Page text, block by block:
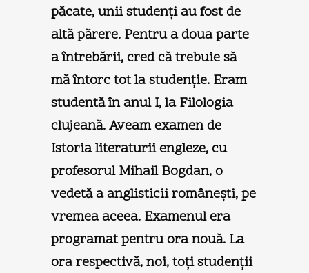
păcate, unii studenţi au fost de
altă părere. Pentru a doua parte
a întrebării, cred că trebuie să
mă întorc tot la studenţie. Eram
studentă în anul I, la Filologia
clujeană. Aveam examen de
Istoria literaturii engleze, cu
profesorul Mihail Bogdan, o
vedetă a anglisticii româneşti, pe
vremea aceea. Examenul era
programat pentru ora nouă. La
ora respectivă, noi, toţi studenţii